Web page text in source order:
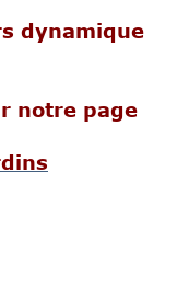
dynamique
notre page